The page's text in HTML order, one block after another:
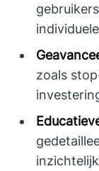
zoals